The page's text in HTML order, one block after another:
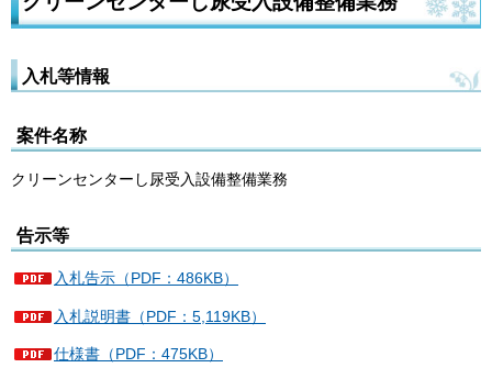
入札等情報
案件名称
クリーンセンターし尿受入設備整備業務
告示等
入札告示（PDF：486KB）
入札説明書（PDF：5,119KB）
仕様書（PDF：475KB）